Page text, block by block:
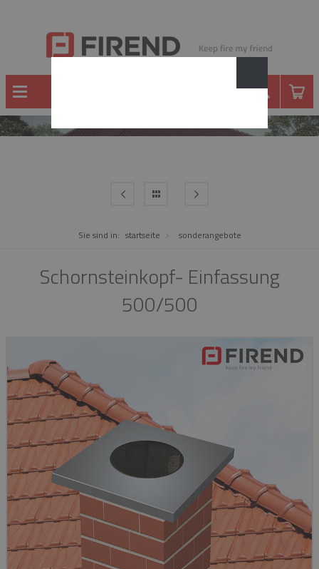
Sie sind in: startseite sonderangebote
Schornsteinkopf- Einfassung
500/500